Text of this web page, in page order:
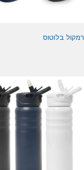
רמקול בלוטוס